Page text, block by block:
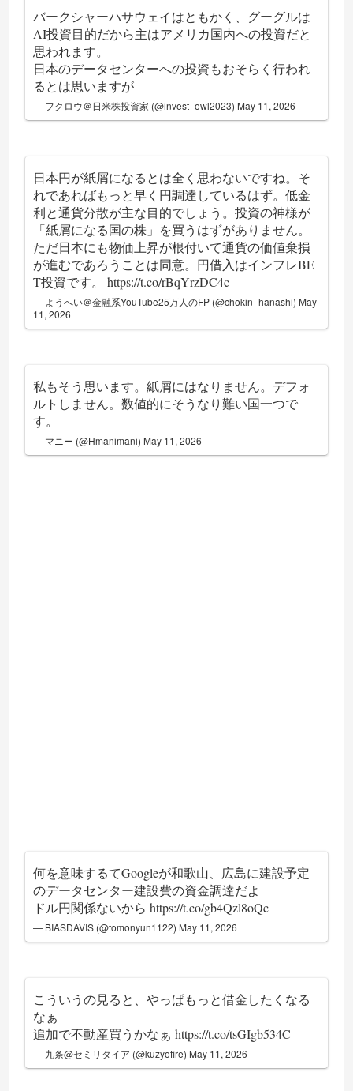
バークシャーハサウェイはともかく、グーグルは
AI投資目的だから主はアメリカ国内への投資だと
思われます。
日本のデータセンターへの投資もおそらく行われ
るとは思いますが
— フクロウ＠日米株投資家 (@invest_owl2023) May 11, 2026
日本円が紙屑になるとは全く思わないですね。そ
れであればもっと早く円調達しているはず。低金
利と通貨分散が主な目的でしょう。投資の神様が
「紙屑になる国の株」を買うはずがありません。
ただ日本にも物価上昇が根付いて通貨の価値棄損
が進むであろうことは同意。円借入はインフレBE
T投資です。https://t.co/rBqYrzDC4c
— ようへい＠金融系YouTube25万人のFP (@chokin_hanashi) May
11, 2026
私もそう思います。紙屑にはなりません。デフォ
ルトしません。数値的にそうなり難い国一つで
す。
— マニー (@Hmanimani) May 11, 2026
何を意味するてGoogleが和歌山、広島に建設予定
のデータセンター建設費の資金調達だよ
ドル円関係ないからhttps://t.co/gb4Qzl8oQc
— BIASDAVIS (@tomonyun1122) May 11, 2026
こういうの見ると、やっぱもっと借金したくなる
なぁ
追加で不動産買うかなぁhttps://t.co/tsGIgb534C
— 九条@セミリタイア (@kuzyofire) May 11, 2026